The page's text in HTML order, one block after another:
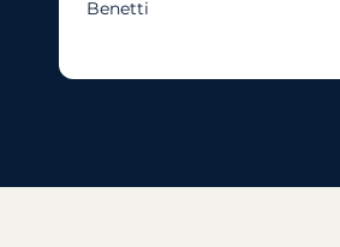
Benetti